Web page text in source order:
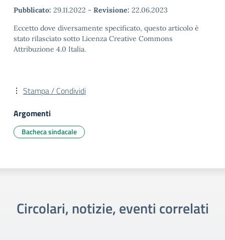
Pubblicato: 29.11.2022 - Revisione: 22.06.2023
Eccetto dove diversamente specificato, questo articolo è
stato rilasciato sotto Licenza Creative Commons
Attribuzione 4.0 Italia.
Stampa / Condividi
Argomenti
Bacheca sindacale
Circolari, notizie, eventi correlati